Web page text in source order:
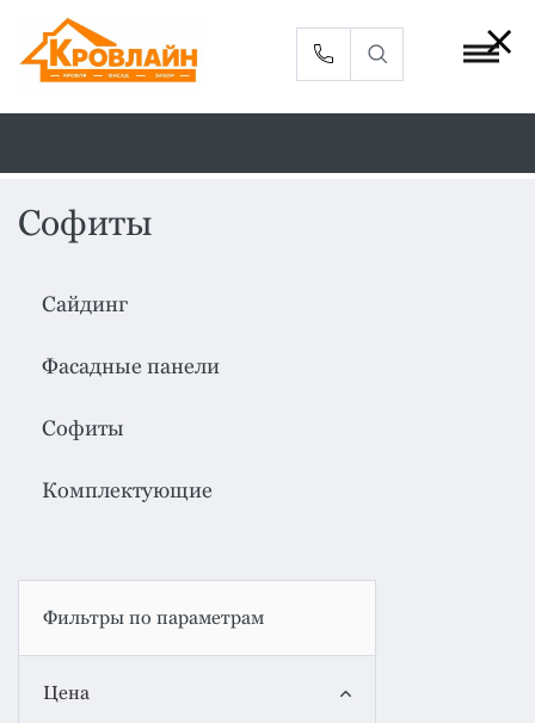
Изоляция
Монтаж
Софиты
Сайдинг
Фасадные панели
Софиты
Комплектующие
Фильтры по параметрам
Цена